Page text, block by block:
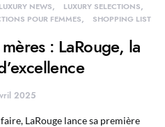
LUXURY NEWS
LUXURY SELECTIONS
POUR FEMMES SHOPPING LIST
: LaRouge, la
2025
LaRouge lance sa première